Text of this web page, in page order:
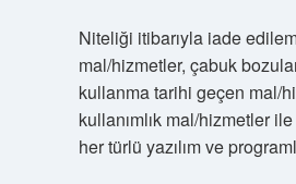
Niteliği itibarıyla iade
mal/hizmetler, çabuk
kullanma tarihi geçen mal/
kullanımlık mal/hizmetler
her türlü yazılım ve